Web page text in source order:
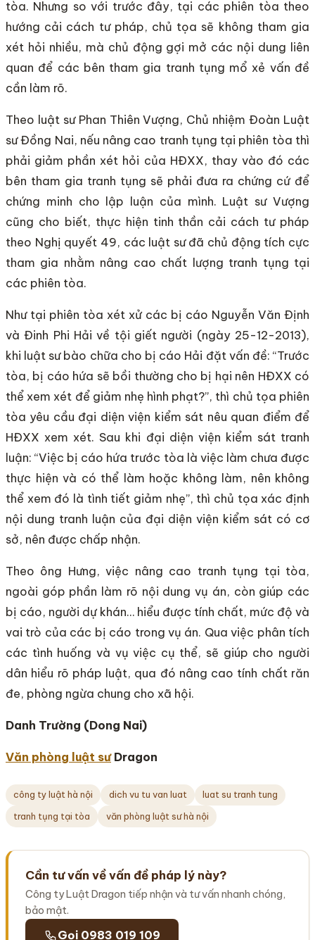
tòa. Nhưng so với trước đây, tại các phiên tòa theo
hướng cải cách tư pháp, chủ tọa sẽ không tham gia
xét hỏi nhiều, mà chủ động gợi mở các nội dung liên
quan để các bên tham gia tranh tụng mổ xẻ vấn đề
cần làm rõ.
Theo luật sư Phan Thiên Vượng, Chủ nhiệm Đoàn Luật
sư Đồng Nai, nếu nâng cao tranh tụng tại phiên tòa thì
phải giảm phần xét hỏi của HĐXX, thay vào đó các
bên tham gia tranh tụng sẽ phải đưa ra chứng cứ để
chứng minh cho lập luận của mình. Luật sư Vượng
cũng cho biết, thực hiện tinh thần cải cách tư pháp
theo Nghị quyết 49, các luật sư đã chủ động tích cực
tham gia nhằm nâng cao chất lượng tranh tụng tại
các phiên tòa.
Như tại phiên tòa xét xử các bị cáo Nguyễn Văn Định
và Đinh Phi Hải về tội giết người (ngày 25-12-2013),
khi luật sư bào chữa cho bị cáo Hải đặt vấn đề: “Trước
tòa, bị cáo hứa sẽ bồi thường cho bị hại nên HĐXX có
thể xem xét để giảm nhẹ hình phạt?”, thì chủ tọa phiên
tòa yêu cầu đại diện viện kiểm sát nêu quan điểm để
HĐXX xem xét. Sau khi đại diện viện kiểm sát tranh
luận: “Việc bị cáo hứa trước tòa là việc làm chưa được
thực hiện và có thể làm hoặc không làm, nên không
thể xem đó là tình tiết giảm nhẹ”, thì chủ tọa xác định
nội dung tranh luận của đại diện viện kiểm sát có cơ
sở, nên được chấp nhận.
Theo ông Hưng, việc nâng cao tranh tụng tại tòa,
ngoài góp phần làm rõ nội dung vụ án, còn giúp các
bị cáo, người dự khán… hiểu được tính chất, mức độ và
vai trò của các bị cáo trong vụ án. Qua việc phân tích
các tình huống và vụ việc cụ thể, sẽ giúp cho người
dân hiểu rõ pháp luật, qua đó nâng cao tính chất răn
đe, phòng ngừa chung cho xã hội.
Danh Trường (Dong Nai)
Văn phòng luật sưDragon
công ty luật hà nội dich vu tu van luat
luat su tranh tung
tranh tụng tại tòa
văn phòng luật sư hà nội
Cần tư vấn về vấn đề pháp lý này?
Công ty Luật Dragon tiếp nhận và tư vấn nhanh chóng,
bảo mật.
Gọi 0983 019 109